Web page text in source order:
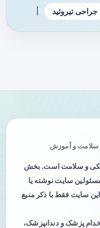
جراحی تیروئید
سلامت و آموزش
و سلامت است. بخش
سایت نوشته یا
سایت فقط با ذکر منبع
پزشک و دندانپزشک،